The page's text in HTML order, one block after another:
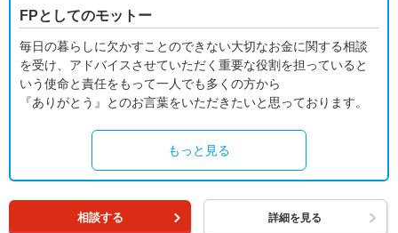
FPとしてのモットー
毎日の暮らしに欠かすことのできない大切なお金に関する相談
を受け、アドバイスさせていただく重要な役割を担っていると
いう使命と責任をもって一人でも多くの方から
『ありがとう』とのお言葉をいただきたいと思っております。
もっと見る
相談する 詳細を見る